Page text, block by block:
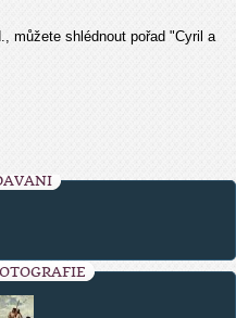
můžete shlédnout pořad "Cyril a